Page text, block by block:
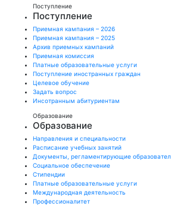
Поступление
Поступление
Приемная кампания – 2026
Приемная кампания – 2025
Архив приемных кампаний
Приемная комиссия
Платные образовательные услуги
Поступление иностранных граждан
Целевое обучение
Задать вопрос
Инсотранным абитуриентам
Образование
Образование
Направления и специальности
Расписание учебных занятий
Документы, регламентирующие
Социальное обеспечение
Стипендии
Платные образовательные услуги
Международная деятельность
Профессионалитет